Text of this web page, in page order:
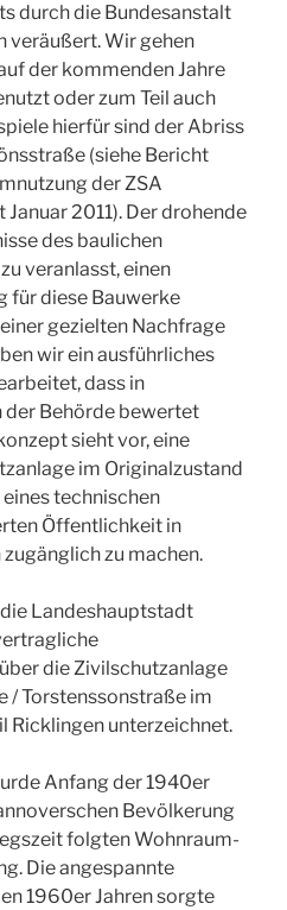
durch die Bundesanstalt
Wir gehen
der kommenden Jahre
oder zum Teil auch
hierfür sind der Abriss
(siehe Bericht
der ZSA
2011). Der drohende
des baulichen
veranlasst, einen
für diese Bauwerke
gezielten Nachfrage
wir ein ausführliches
dass in
der Behörde bewertet
sieht vor, eine
im Originalzustand
technischen
Öffentlichkeit in
zu machen.
Landeshauptstadt
die Zivilschutzanlage
/ Torstenssonstraße im
Ricklingen unterzeichnet.
Anfang der 1940er
Bevölkerung
folgten Wohnraum-
Die angespannte
1960er Jahren sorgte